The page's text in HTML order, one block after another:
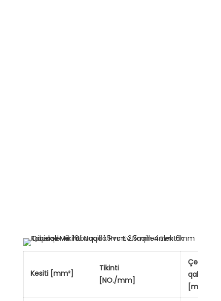
Kesiti [mm²]
Tikinti
[NO./mm]
Çərtməsi
qalınlığı
[mm]